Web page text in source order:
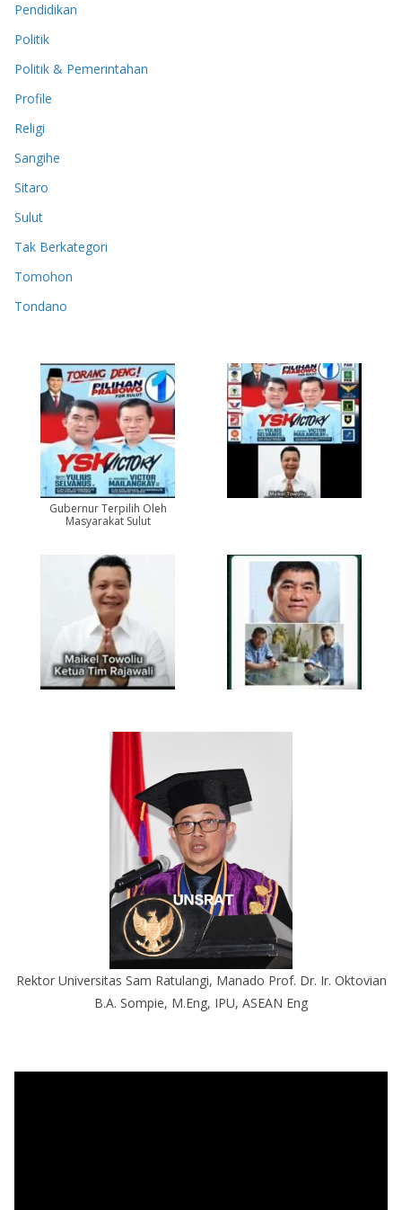
Pendidikan
Politik
Politik & Pemerintahan
Profile
Religi
Sangihe
Sitaro
Sulut
Tak Berkategori
Tomohon
Tondano
Gubernur Terpilih Oleh
Masyarakat Sulut
Rektor Universitas Sam Ratulangi, Manado Prof. Dr. Ir. Oktovian
B.A. Sompie, M.Eng, IPU, ASEAN Eng